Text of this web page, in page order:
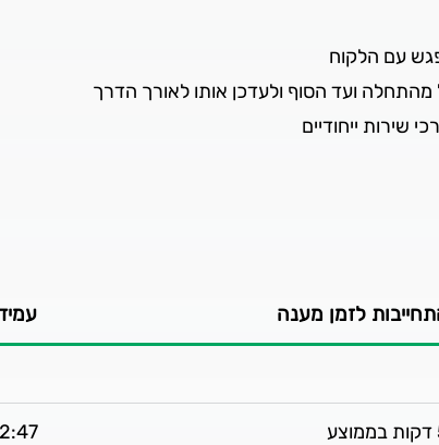
עם הלקוח
ועד הסוף ולעדכן אותו לאורך הדרך
שירות ייחודיים
לזמן מענה
2:47 דקות בממוצע